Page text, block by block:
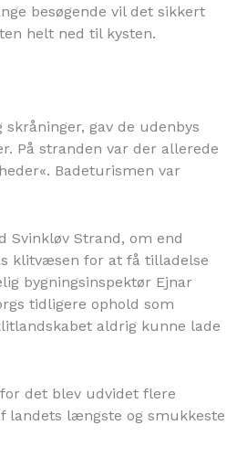
besøgende vil det sikkert
helt ned til kysten.
gav de udenbys
På stranden var der allerede
Badeturismen var
Svinkløv Strand, om end
klitvæsen for at få tilladelse
bygningsinspektør Ejnar
tidligere ophold som
aldrig kunne lade
det blev udvidet flere
landets længste og smukkeste